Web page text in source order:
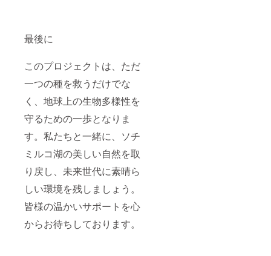
最後に
このプロジェクトは、ただ
一つの種を救うだけでな
く、地球上の生物多様性を
守るための一歩となりま
す。私たちと一緒に、ソチ
ミルコ湖の美しい自然を取
り戻し、未来世代に素晴ら
しい環境を残しましょう。
皆様の温かいサポートを心
からお待ちしております。